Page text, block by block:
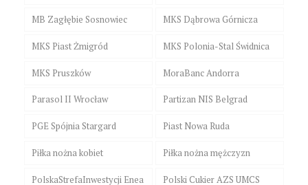
MB Zagłębie Sosnowiec MKS Dąbrowa Górnicza
MKS Piast Żmigród MKS Polonia-Stal Świdnica
MKS Pruszków MoraBanc Andorra
Parasol II Wrocław Partizan NIS Belgrad
PGE Spójnia Stargard Piast Nowa Ruda
Piłka nożna kobiet Piłka nożna mężczyzn
PolskaStrefaInwestycji Enea
Polski Cukier AZS UMCS